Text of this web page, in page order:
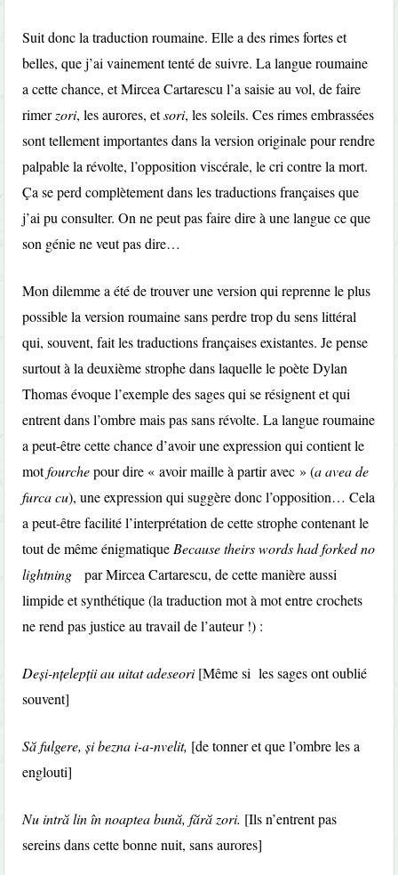
Suit donc la traduction roumaine. Elle a des rimes fortes et
belles, que j’ai vainement tenté de suivre. La langue roumaine
a cette chance, et Mircea Cartarescu l’a saisie au vol, de faire
rimerzori, les aurores, etsori, les soleils. Ces rimes embrassées
sont tellement importantes dans la version originale pour rendre
palpable la révolte, l’opposition viscérale, le cri contre la mort.
Ça se perd complètement dans les traductions françaises que
j’ai pu consulter. On ne peut pas faire dire à une langue ce que
son génie ne veut pas dire…
Mon dilemme a été de trouver une version qui reprenne le plus
possible la version roumaine sans perdre trop du sens littéral
qui, souvent, fait les traductions françaises existantes. Je pense
surtout à la deuxième strophe dans laquelle le poète Dylan
Thomas évoque l’exemple des sages qui se résignent et qui
entrent dans l’ombre mais pas sans révolte. La langue roumaine
a peut-être cette chance d’avoir une expression qui contient le
motfourchepour dire « avoir maille à partir avec » (a avea de
furca cu), une expression qui suggère donc l’opposition… Cela
a peut-être facilité l’interprétation de cette strophe contenant le
tout de même énigmatique Because theirs words had forked no
lightning par Mircea Cartarescu, de cette manière aussi
limpide et synthétique (la traduction mot à mot entre crochets
ne rend pas justice au travail de l’auteur !) :
Deși-nțelepții au uitat adeseori[Même si les sages ont oublié
souvent]
Să fulgere, și bezna i-a-nvelit, [de tonner et que l’ombre les a
englouti]
Nu intră lin în noaptea bună, fără zori. [Ils n’entrent pas
sereins dans cette bonne nuit, sans aurores]